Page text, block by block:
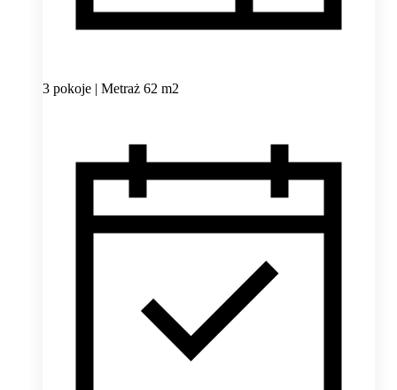
3 pokoje | Metraż 62 m2